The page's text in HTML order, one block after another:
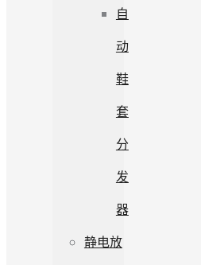
自
动
鞋
套
分
发
器
静电放